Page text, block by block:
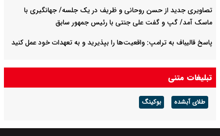
تصاویری جدید از حسن روحانی و ظریف در یک جلسه/ جهانگیری با
ماسک آمد/ گپ و گفت علی جنتی با رئیس جمهور سابق
پاسخ قالیباف به ترامپ: واقعیت‌ها را بپذیرید و به تعهدات خود عمل کنید
تبلیغات متنی
طلای آبشده بوکینگ